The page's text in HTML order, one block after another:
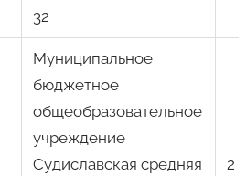
32
Муниципальное
бюджетное
общеобразовательное
учреждение
Судиславская средняя
2